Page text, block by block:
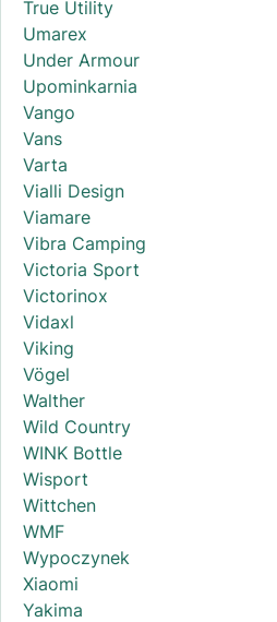
True Utility
Umarex
Under Armour
Upominkarnia
Vango
Vans
Varta
Vialli Design
Viamare
Vibra Camping
Victoria Sport
Victorinox
Vidaxl
Viking
Vögel
Walther
Wild Country
WINK Bottle
Wisport
Wittchen
WMF
Wypoczynek
Xiaomi
Yakima